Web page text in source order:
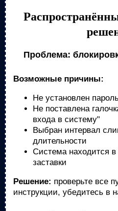
Проблема:
Возможные причины:
Не установлен
Не поставлена
входа в систему"
Выбран интервал
длительности
Система находится
заставки
Решение: проверьте все
инструкции, убедитесь в